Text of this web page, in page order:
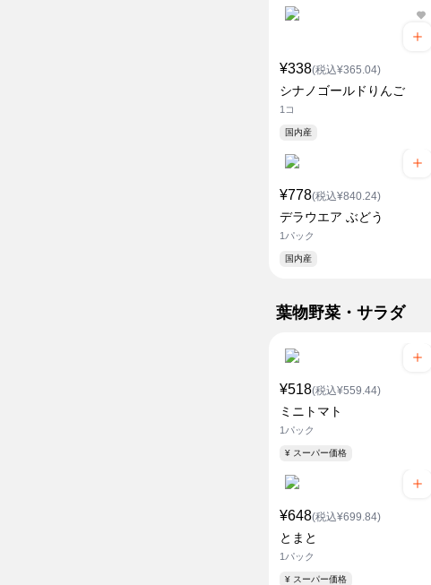
¥338(税込¥365.04)
シナノゴールドりんご
1コ
国内産
¥778(税込¥840.24)
デラウエア ぶどう
1パック
国内産
葉物野菜・サラダ
¥518(税込¥559.44)
ミニトマト
1パック
¥ スーパー価格
¥648(税込¥699.84)
とまと
1パック
¥ スーパー価格